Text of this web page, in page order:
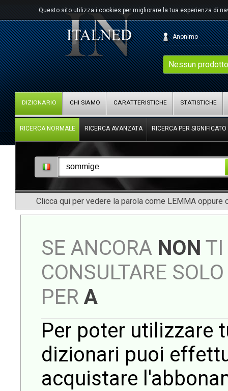
Questo sito utilizza i cookies per migliorare la tua esperienza di
Nessun
Anonimo
DIZIONARIO CHI SIAMO CARATTERISTICHE STATISTICHE
RICERCA NORMALE RICERCA AVANZATA RICERCA PER SIGNIFICATO
Clicca qui per vedere la parola come LEMMA oppure
SE ANCORA NON TI
CONSULTARE
PER A
Per poter utilizzare
dizionari puoi
acquistare